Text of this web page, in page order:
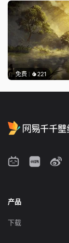
免费 221
产品
下载